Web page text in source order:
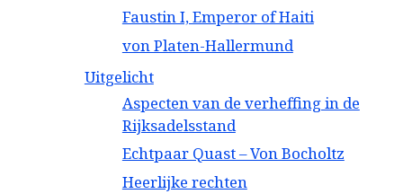
Faustin I, Emperor of Haiti
von Platen-Hallermund
Uitgelicht
Aspecten van de verheffing in de
Rijksadelsstand
Echtpaar Quast – Von Bocholtz
Heerlijke rechten